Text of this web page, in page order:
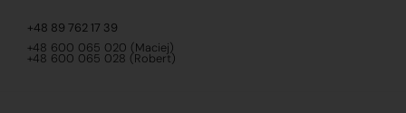
+48 89 762 17 39
+48 600 065 020 (Maciej)
+48 600 065 028 (Robert)